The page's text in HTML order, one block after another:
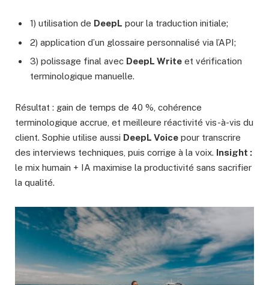
1) utilisation de DeepL pour la traduction initiale;
2) application d’un glossaire personnalisé via l’API;
3) polissage final avec DeepL Write et vérification
terminologique manuelle.
Résultat : gain de temps de 40 %, cohérence
terminologique accrue, et meilleure réactivité vis-à-vis du
client. Sophie utilise aussi DeepL Voice pour transcrire
des interviews techniques, puis corrige à la voix. Insight :
le mix humain + IA maximise la productivité sans sacrifier
la qualité.